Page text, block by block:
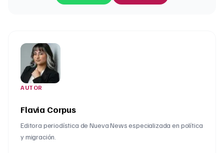
AUTOR
Flavia Corpus
Editora periodística de Nueva News especializada en política
y migración.